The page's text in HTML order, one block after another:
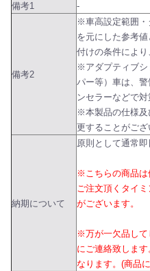
備考1 -
備考2
※車高設定範囲・
を元にした参考
付けの条件により
※アダプティブシ
パー等）車は、
ンセラーなどで
※本製品の仕様及
更することがござ
納期について
原則として通常即
※こちらの商品は
ご注文頂くタイ
がございます。
※万が一欠品して
にご連絡致しま
なります。(商品